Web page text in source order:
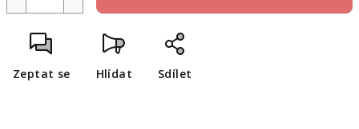
Zeptat se Hlídat Sdílet